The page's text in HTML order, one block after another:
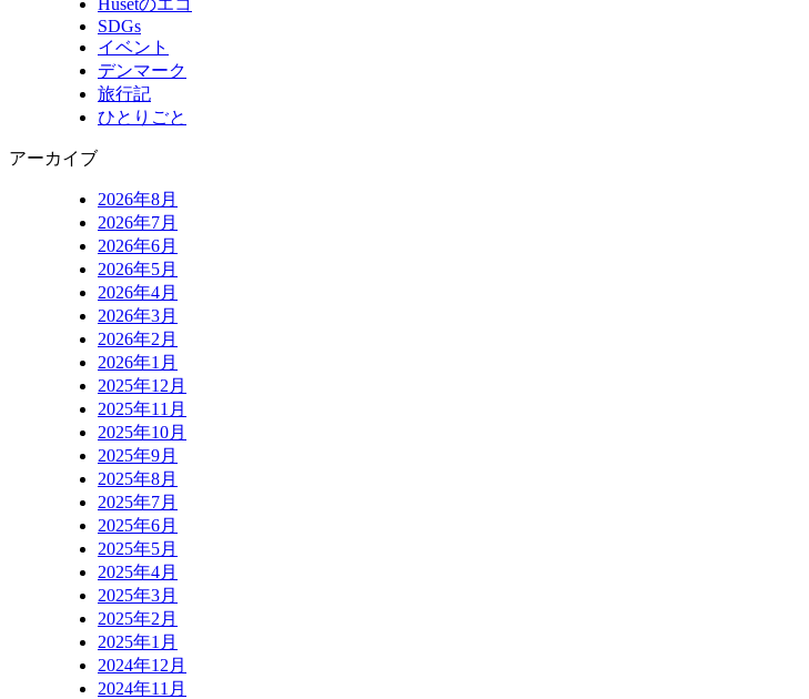
SDGs
イベント
デンマーク
旅行記
ひとりごと
アーカイブ
2026年8月
2026年7月
2026年6月
2026年5月
2026年4月
2026年3月
2026年2月
2026年1月
2025年12月
2025年11月
2025年10月
2025年9月
2025年8月
2025年7月
2025年6月
2025年5月
2025年4月
2025年3月
2025年2月
2025年1月
2024年12月
2024年11月